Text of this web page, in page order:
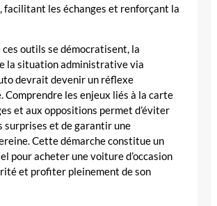
, facilitant les échanges et renforçant la
ces outils se démocratisent, la
la situation administrative via
devrait devenir un réflexe
Comprendre les enjeux liés à la carte
et aux oppositions permet d’éviter
surprises et de garantir une
Cette démarche constitue un
pour acheter une voiture d’occasion
et profiter pleinement de son